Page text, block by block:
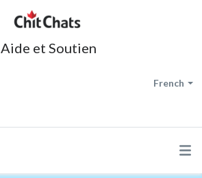
Aide et Soutien
French